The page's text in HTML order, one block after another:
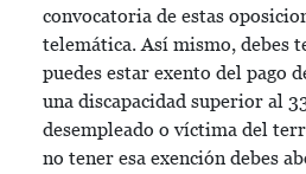
convocatoria de estas
telemática. Así mismo, debes
puedes estar exento del pago
una discapacidad superior al
desempleado o víctima del
no tener esa exención debes